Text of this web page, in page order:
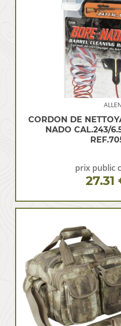
ALLEN
CORDON DE
NADO CAL.243/
prix public
27.31